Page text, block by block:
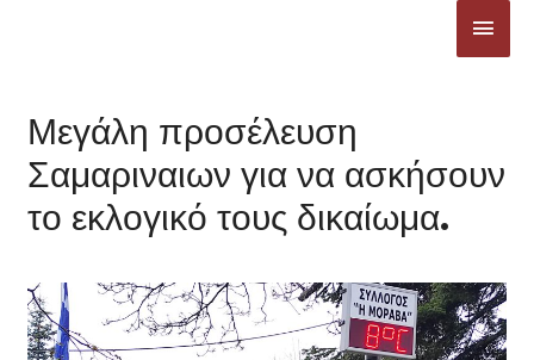
Μεγάλη προσέλευση
Σαμαριναιων για να ασκήσουν
το εκλογικό τους δικαίωμα.